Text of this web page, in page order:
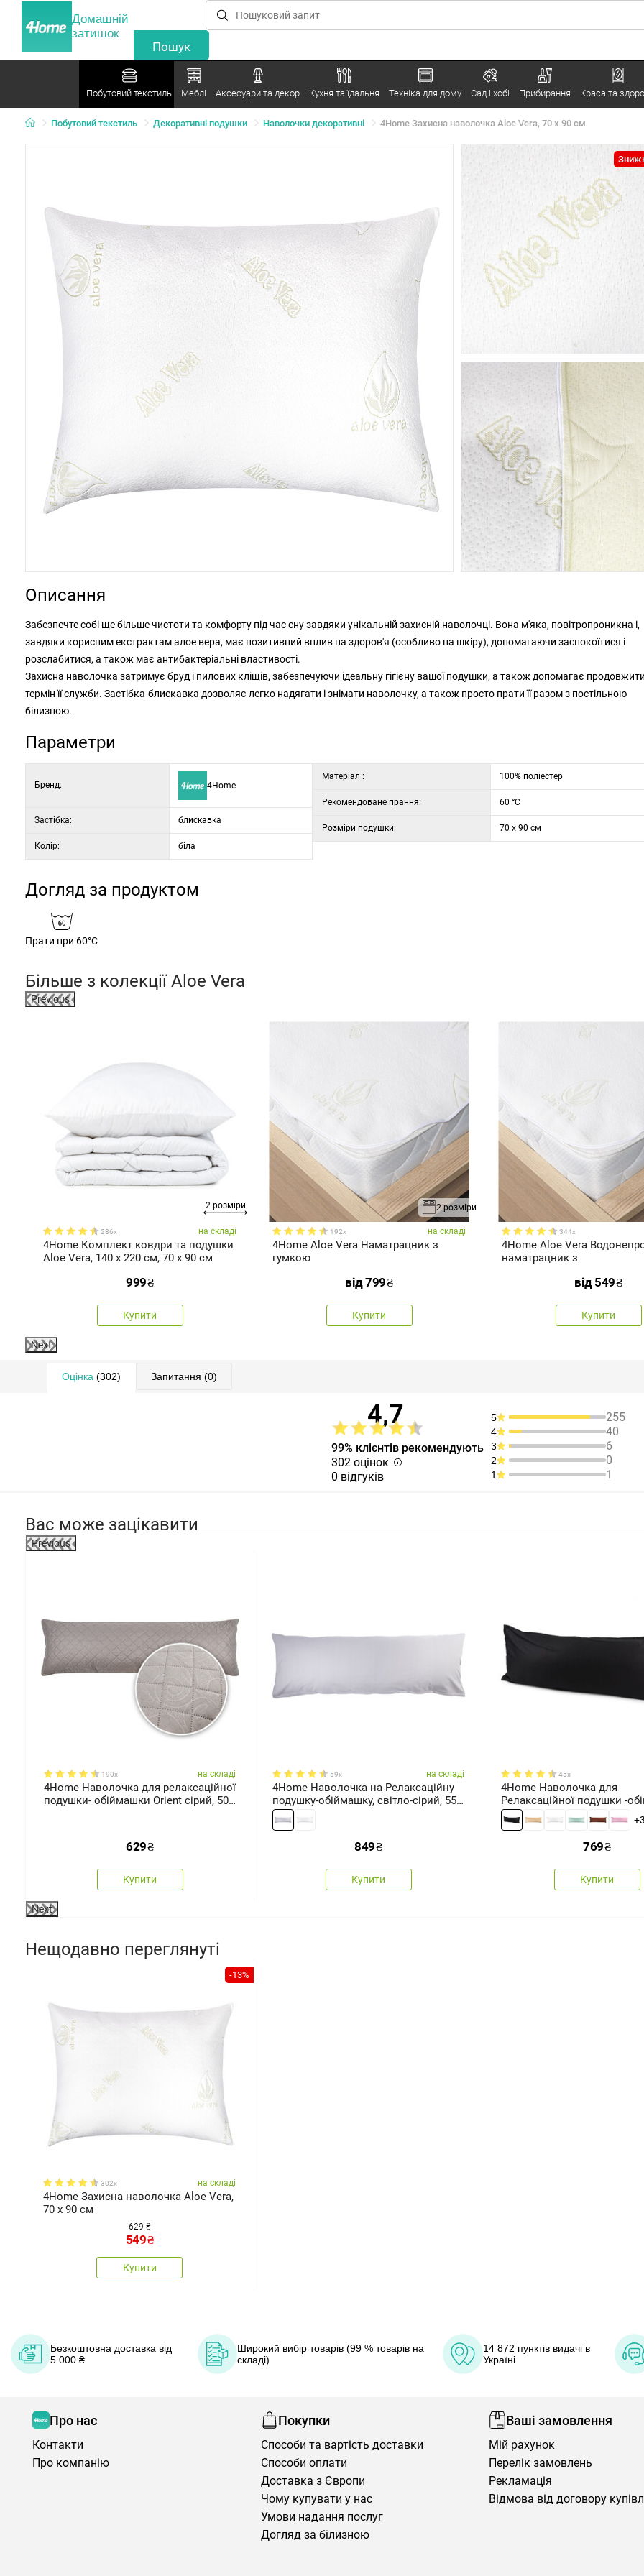
Домашній
затишок
Побутовий текстиль Меблі Аксесуари та декор Кухня та їдальня Техніка для дому Сад і хобі Прибирання Краса та
Побутовий текстиль Декоративні подушки Наволочки декоративні 4Home Захисна наволочка Aloe Vera, 70 x 90 см
Описання
Забезпечте собі ще більше чистоти та комфорту під час сну завдяки унікальній захисній наволочці. Вона м'яка, повітропроникна і,
завдяки корисним екстрактам алое вера, має позитивний вплив на здоров'я (особливо на шкіру), допомагаючи заспокоїтися і
розслабитися, а також має антибактеріальні властивості.
Захисна наволочка затримує бруд і пилових кліщів, забезпечуючи ідеальну гігієну вашої подушки, а також допомагає продовжити
термін її служби. Застібка-блискавка дозволяє легко надягати і знімати наволочку, а також просто прати її разом з постільною
білизною.
Параметри
Бренд: 4Home
Застібка: блискавка
Колір: біла
Матеріал : 100% поліестер
Рекомендоване прання: 60 °C
Розміри подушки: 70 x 90 см
Догляд за продуктом
Прати при 60°C
Більше з колекціїAloe Vera
Previous
2 розміри
286x на складі
4Home Комплект ковдри та подушки
Aloe Vera, 140 x 220 см, 70 x 90 см
999₴
Купити
2 розміри
192x на складі
4Home Aloe Vera Наматрацник з
гумкою
від799₴
Купити
344x
4Home Aloe Vera
наматрацник з
від549₴
Купити
Next
Оцінка (302) Запитання (0)
4,7
99% клієнтів рекомендують
302 оцінок
0 відгуків
5 255
4 40
3 6
2 0
1 1
Вас може зацікавити
Previous
190x на складі
4Home Наволочка для релаксаційної
подушки- обіймашки Orient сірий, 50
629₴
Купити
59x на складі
4Home Наволочка на Релаксаційну
подушку-обіймашку, світло-сірий, 55 x
180 см
849₴
Купити
45x
4Home Наволочка для
Релаксаційної подушки -обіймашки
сатин чорний, 50 x 150 см
+3
769₴
Купити
Next
Нещодавно переглянуті
-13%
302x на складі
4Home Захисна наволочка Aloe Vera,
70 x 90 см
629 ₴
549₴
Купити
Безкоштовна доставка від
5 000 ₴
Широкий вибір товарів (99 % товарів на
складі)
14 872 пунктів видачі в
Україні
Про нас
Контакти
Про компанію
Покупки
Способи та вартість доставки
Способи оплати
Доставка з Європи
Чому купувати у нас
Умови надання послуг
Догляд за білизною
Ваші замовлення
Мій рахунок
Перелік замовлень
Рекламація
Відмова від договору